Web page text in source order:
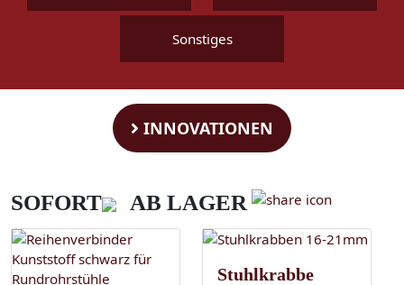
Sonstiges
INNOVATIONEN
SOFORT AB LAGER
Stuhlkrabbe